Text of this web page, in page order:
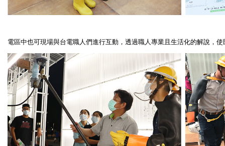
電區中也可現場與台電職人們進行互動，透過職人專業且生活化的解說，